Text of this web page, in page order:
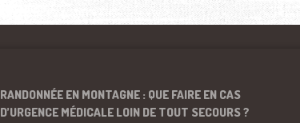
RANDONNÉE EN MONTAGNE : QUE FAIRE EN CAS
D’URGENCE MÉDICALE LOIN DE TOUT SECOURS ?